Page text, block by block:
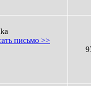
письмо >>